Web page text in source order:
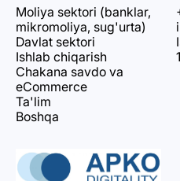
Moliya sektori (banklar,
mikromoliya, sug'urta)
Davlat sektori
Ishlab chiqarish
Chakana savdo va
eCommerce
Ta'lim
Boshqa